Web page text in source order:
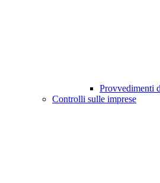
Provvedimenti
Controlli sulle imprese